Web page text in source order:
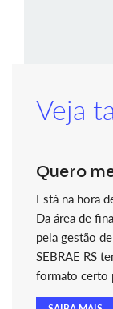
Veja
Quero
Está na hora
Da área de
pela gestão
SEBRAE RS
formato certo